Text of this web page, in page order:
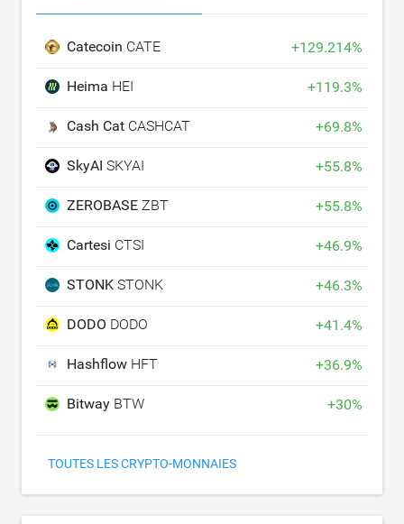
Catecoin CATE +129.214%
Heima HEI +119.3%
Cash Cat CASHCAT +69.8%
SkyAI SKYAI +55.8%
ZEROBASE ZBT +55.8%
Cartesi CTSI +46.9%
STONK STONK +46.3%
DODO DODO +41.4%
Hashflow HFT +36.9%
Bitway BTW +30%
TOUTES LES CRYPTO-MONNAIES